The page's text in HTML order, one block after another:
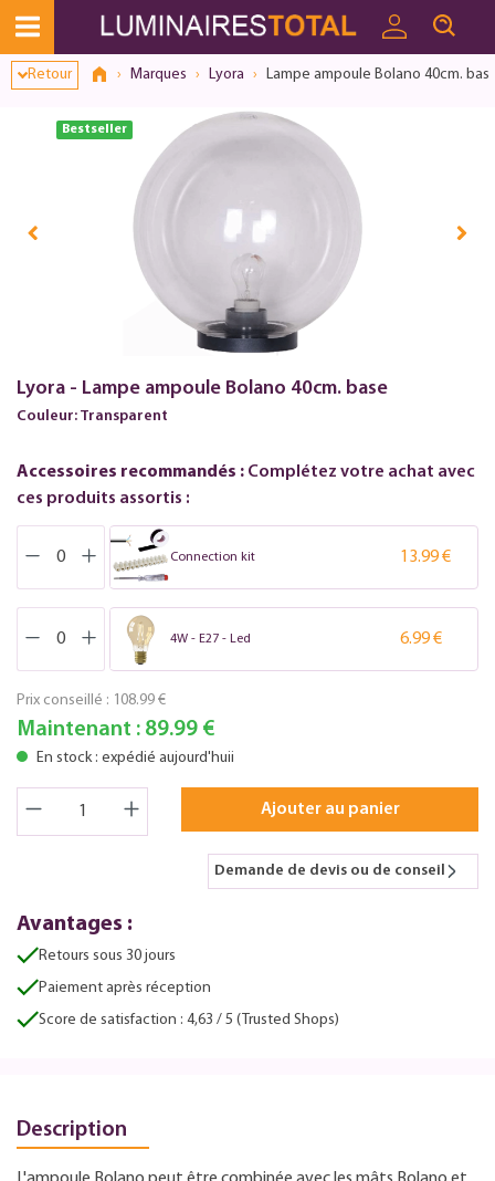
Retour Marques Lyora Lampe ampoule Bolano 40cm.
Bestseller
Lyora - Lampe ampoule Bolano 40cm. base
Couleur: Transparent
Accessoires recommandés : Complétez votre achat avec
ces produits assortis :
Connection kit 13.99 €
4W - E27 - Led 6.99 €
Prix conseillé : 108.99 €
Maintenant : 89.99 €
En stock : expédié aujourd'huii
Ajouter au panier
Demande de devis ou de conseil
Avantages :
Retours sous 30 jours
Paiement après réception
Score de satisfaction : 4,63 / 5 (Trusted Shops)
Description